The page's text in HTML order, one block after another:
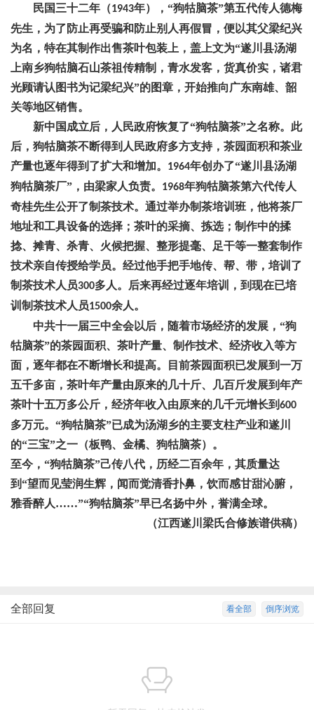
民国三十二年（1943年），“狗牯脑茶”第五代传人德梅
先生，为了防止再受骗和防止别人再假冒，便以其父梁纪兴
为名，特在其制作出售茶叶包装上，盖上文为“遂川县汤湖
上南乡狗牯脑石山茶祖传精制，青水发客，货真价实，诸君
光顾请认图书为记梁纪兴”的图章，开始推向广东南雄、韶
关等地区销售。
新中国成立后，人民政府恢复了“狗牯脑茶”之名称。此
后，狗牯脑茶不断得到人民政府多方支持，茶园面积和茶业
产量也逐年得到了扩大和增加。 1964年创办了“遂川县汤湖
狗牯脑茶厂”，由梁家人负责。 1968年狗牯脑茶第六代传人
奇桂先生公开了制茶技术。通过举办制茶培训班，他将茶厂
地址和工具设备的选择；茶叶的采摘、拣选；制作中的揉
捻、摊青、杀青、火候把握、整形提毫、足干等一整套制作
技术亲自传授给学员。经过他手把手地传、帮、带，培训了
制茶技术人员300多人。后来再经过逐年培训，到现在已培
训制茶技术人员1500余人。
中共十一届三中全会以后，随着市场经济的发展， “狗
牯脑茶”的茶园面积、茶叶产量、制作技术、经济收入等方
面，逐年都在不断增长和提高。目前茶园面积已发展到一万
五千多亩，茶叶年产量由原来的几十斤、几百斤发展到年产
茶叶十五万多公斤，经济年收入由原来的几千元增长到600
多万元。“狗牯脑茶”已成为汤湖乡的主要支柱产业和遂川
的“三宝”之一（板鸭、金橘、狗牯脑茶）。
至今， “狗牯脑茶”己传八代，历经二百余年，其质量达
到“望而见莹润生辉，闻而觉清香扑鼻，饮而感甘甜沁腑，
雅香醉人……”“狗牯脑茶”早已名扬中外，誉满全球。
（江西遂川梁氏合修族谱供稿）
倒序浏览
看全部
全部回复